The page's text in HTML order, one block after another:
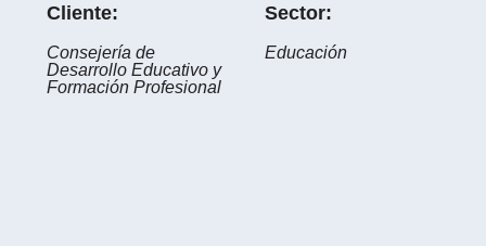
Cliente:
Consejería de
Desarrollo Educativo y
Formación Profesional
Sector:
Educación